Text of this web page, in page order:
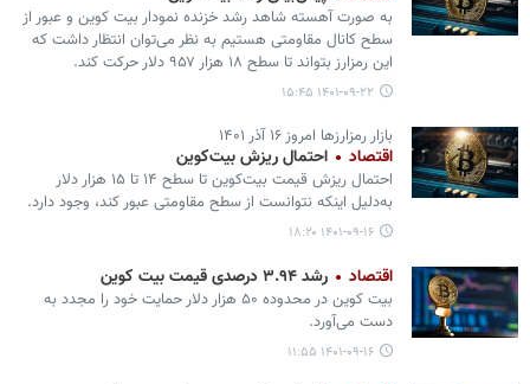
به صورت آهسته شاهد رشد خزنده نمودار بیت کوین و عبور از
سطح کانال مقاومتی هستیم به نظر می‌توان انتظار داشت که
این رمزارز بتواند تا سطح ۱۸ هزار ۹۵۷ دلار حرکت کند.
۱۴۰۱-۰۹-۲۲ ۱۵:۴۵
بازار رمزارزها امروز ۱۶ آذر ۱۴۰۱
اقتصاد احتمال ریزش بیت‌کوین
احتمال ریزش قیمت بیت‌کوین تا سطح ۱۴ تا ۱۵ هزار دلار
به‌دلیل اینکه نتوانست از سطح مقاومتی عبور کند، وجود دارد.
۱۴۰۱-۰۹-۱۶ ۱۸:۲۰
اقتصاد رشد ۳.۹۴ درصدی قیمت بیت کوین
بیت کوین در محدوده ۵۰ هزار دلار حمایت خود را مجدد به
دست می‌آورد.
۱۴۰۱-۰۹-۱۶ ۱۱:۵۵